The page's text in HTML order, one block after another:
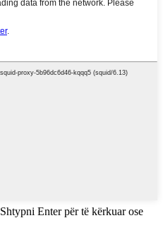
Shtypni Enter për të kërkuar ose